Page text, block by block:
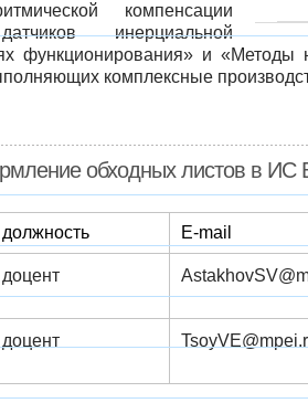
компенсации
инерциальной
функционирования» и «Методы
комплексные
обходных листов в
должность E-mail
доцент
доцент